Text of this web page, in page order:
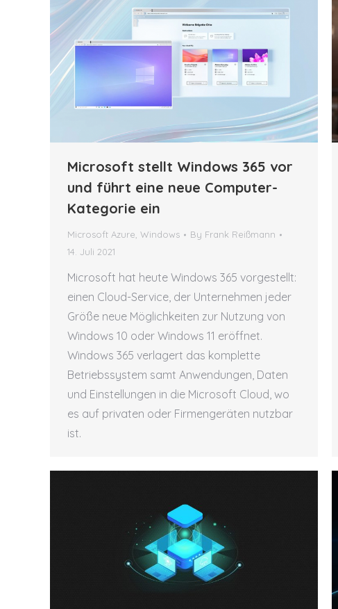
Microsoft stellt Windows 365 vor
und führt eine neue Computer-
Kategorie ein
Microsoft Azure Windows By Frank Reißmann
14. Juli 2021
Microsoft hat heute Windows 365 vorgestellt:
einen Cloud-Service, der Unternehmen jeder
Größe neue Möglichkeiten zur Nutzung von
Windows 10 oder Windows 11 eröffnet.
Windows 365 verlagert das komplette
Betriebssystem samt Anwendungen, Daten
und Einstellungen in die Microsoft Cloud, wo
es auf privaten oder Firmengeräten nutzbar
ist.